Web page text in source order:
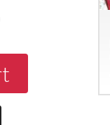
NEVERLAND 1 - 20